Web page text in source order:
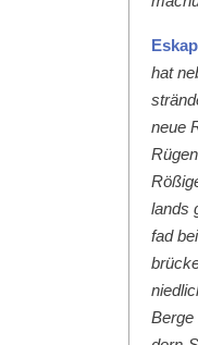
hat
neue
lands
fad